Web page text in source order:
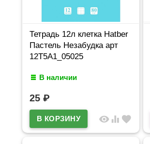
Тетрадь 12л клетка Hatber
Пастель Незабудка арт
12Т5A1_05025
В наличии
25 ₽
visibility equalizer favorite